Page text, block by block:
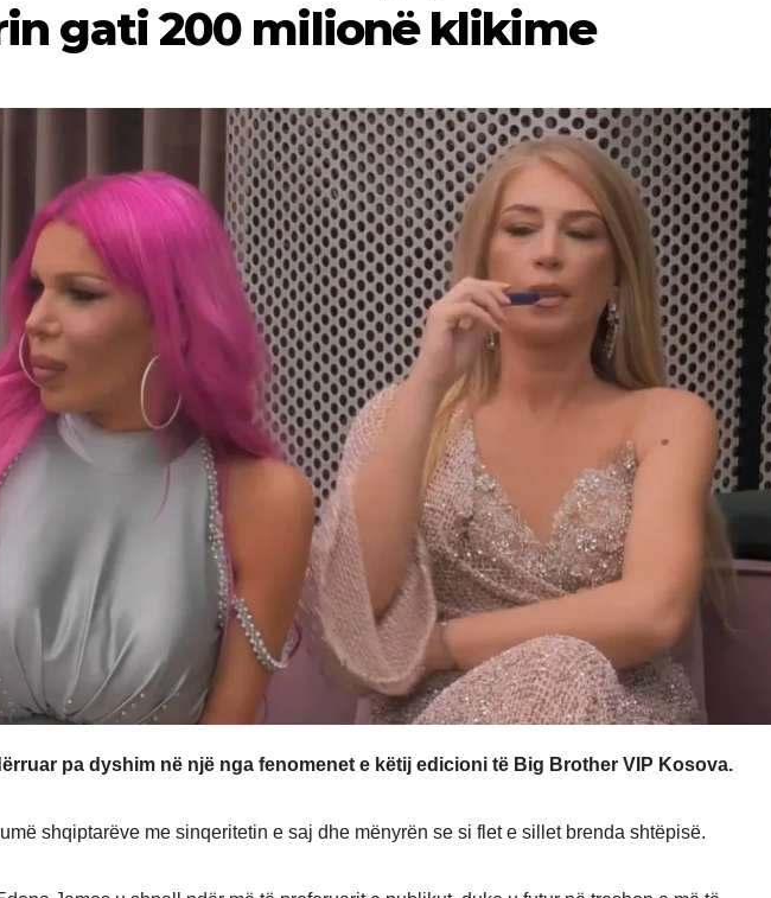
gati 200 milionë klikime
pa dyshim në një nga fenomenet e këtij edicioni të Big Brother VIP Kosova.
shqiptarëve me sinqeritetin e saj dhe mënyrën se si flet e sillet brenda shtëpisë.